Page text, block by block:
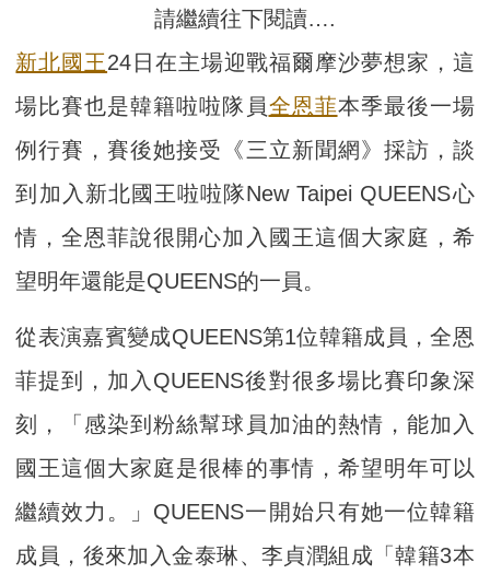
請繼續往下閱讀….
新北國王24日在主場迎戰福爾摩沙夢想家，這
場比賽也是韓籍啦啦隊員全恩菲本季最後一場
例行賽，賽後她接受《三立新聞網》採訪，談
到加入新北國王啦啦隊New Taipei QUEENS心
情，全恩菲說很開心加入國王這個大家庭，希
望明年還能是QUEENS的一員。
從表演嘉賓變成QUEENS第1位韓籍成員，全恩
菲提到，加入QUEENS後對很多場比賽印象深
刻，「感染到粉絲幫球員加油的熱情，能加入
國王這個大家庭是很棒的事情，希望明年可以
繼續效力。」QUEENS一開始只有她一位韓籍
成員，後來加入金泰琳、李貞潤組成「韓籍3本